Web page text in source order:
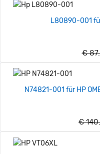
L80890-001
€
N74821-001 für HP
€